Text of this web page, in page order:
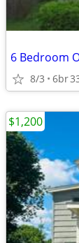
6 Bedroom
8/3 6br
$1,200